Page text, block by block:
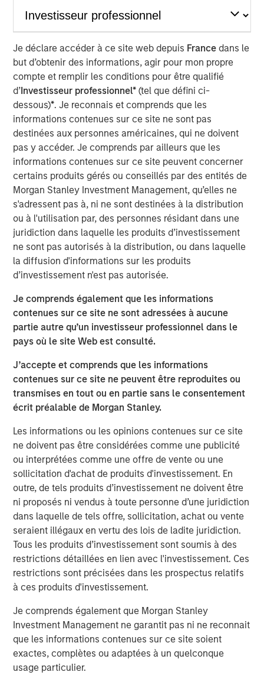
Je déclare accéder à ce site web depuis France dans le
but d’obtenir des informations, agir pour mon propre
compte et remplir les conditions pour être qualifié
d’Investisseur professionnel*(tel que défini ci-
dessous)*. Je reconnais et comprends que les
informations contenues sur ce site ne sont pas
destinées aux personnes américaines, qui ne doivent
pas y accéder. Je comprends par ailleurs que les
informations contenues sur ce site peuvent concerner
certains produits gérés ou conseillés par des entités de
Morgan Stanley Investment Management, qu’elles ne
s'adressent pas à, ni ne sont destinées à la distribution
ou à l'utilisation par, des personnes résidant dans une
juridiction dans laquelle les produits d’investissement
ne sont pas autorisés à la distribution, ou dans laquelle
la diffusion d'informations sur les produits
d’investissement n'est pas autorisée.
Je comprends également que les informations
contenues sur ce site ne sont adressées à aucune
partie autre qu’un investisseur professionnel dans le
pays où le site Web est consulté.
J’accepte et comprends que les informations
contenues sur ce site ne peuvent être reproduites ou
transmises en tout ou en partie sans le consentement
écrit préalable de Morgan Stanley.
Les informations ou les opinions contenues sur ce site
ne doivent pas être considérées comme une publicité
ou interprétées comme une offre de vente ou une
sollicitation d'achat de produits d'investissement. En
outre, de tels produits d’investissement ne doivent être
ni proposés ni vendus à toute personne d’une juridiction
dans laquelle de tels offre, sollicitation, achat ou vente
seraient illégaux en vertu des lois de ladite juridiction.
Tous les produits d’investissement sont soumis à des
restrictions détaillées en lien avec l'investissement. Ces
restrictions sont précisées dans les prospectus relatifs
à ces produits d'investissement.
Je comprends également que Morgan Stanley
Investment Management ne garantit pas ni ne reconnait
que les informations contenues sur ce site soient
exactes, complètes ou adaptées à un quelconque
usage particulier.
Macro versus Micro
“I don’t understand why the stock market is at an
all-time-high” is a consistent refrain I hear lately
from many investors.
My first thought is, “that’s because you are overly
focused onthe macro.”
Confusion is certainly legitimate, given the scary
headlines of late.
Whether it is about the potential for the Iran War to
cause an inflation spike, for Ai innovation to result in
a wave of layoffs or even for private credit
problems to lead to the next financial crisis…
Yet what is currently happening at the micro level is
a very powerful story.
Apologies as I don my professorial cap to remind
everyone thatstocks are the present value of future
business expectations.
The direction of change in the interpretation of
future fundamentals primarily determines a stock's
price movement.
Collectively, if Wall Street raises expectations about
a company’s future, its stock should respond
positively.
Likewise, when a company alerts Wall Street their
business is not as good as anticipated, down goes
the stock.
stocks, cumulative changes in future expectations
affect the stock market overall.
Companies are signaling their fundamentals are